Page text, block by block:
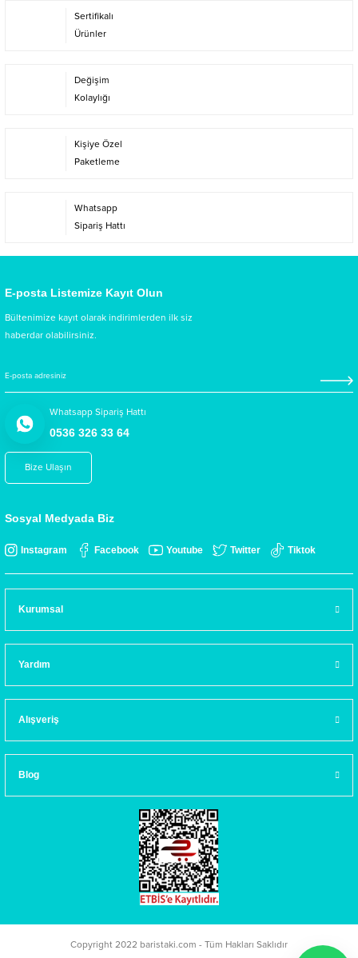
Sertifikalı
Ürünler
Değişim
Kolaylığı
Kişiye Özel
Paketleme
Whatsapp
Sipariş Hattı
E-posta Listemize Kayıt Olun
Bültenimize kayıt olarak indirimlerden ilk siz
haberdar olabilirsiniz.
Whatsapp Sipariş Hattı
0536 326 33 64
Bize Ulaşın
Sosyal Medyada Biz
Instagram Facebook Youtube Twitter Tiktok
Kurumsal
Yardım
Alışveriş
Blog
Copyright 2022 baristaki.com - Tüm Hakları Saklıdır